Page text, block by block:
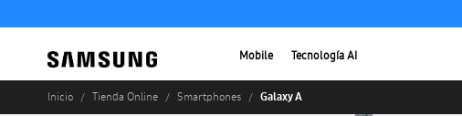
Mobile Tecnología AI
Inicio Tienda Online Smartphones Galaxy A